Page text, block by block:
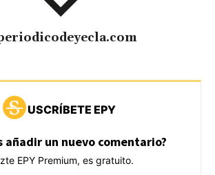
USCRÍBETE EPY
añadir un nuevo comentario?
EPY Premium, es gratuito.